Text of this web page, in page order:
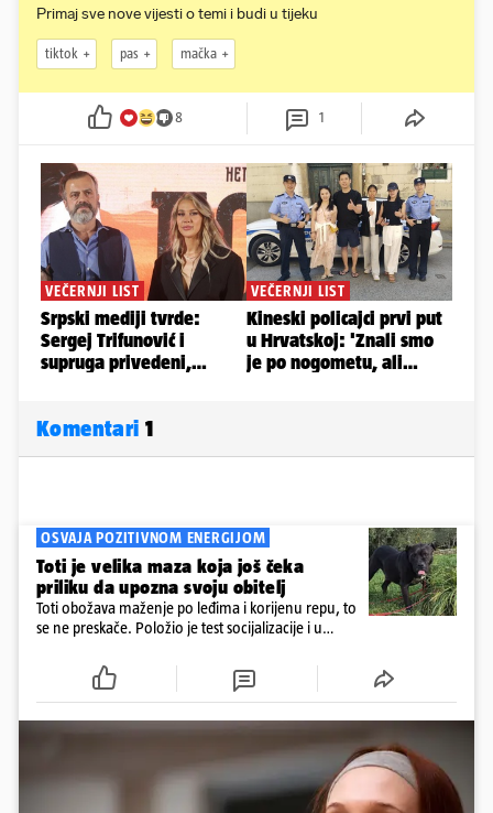
Primaj sve nove vijesti o temi i budi u tijeku
tiktok pas mačka
8 1
Komentari 1
OSVAJA POZITIVNOM ENERGIJOM
Toti je velika maza koja još čeka
priliku da upozna svoju obitelj
Toti obožava maženje po leđima i korijenu repu, to
se ne preskače. Položio je test socijalizacije i u
cijepljen protiv virusnih zaraznih bolesti